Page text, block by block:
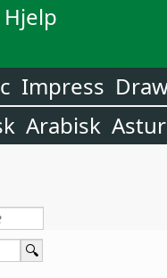
Impress
Arabisk